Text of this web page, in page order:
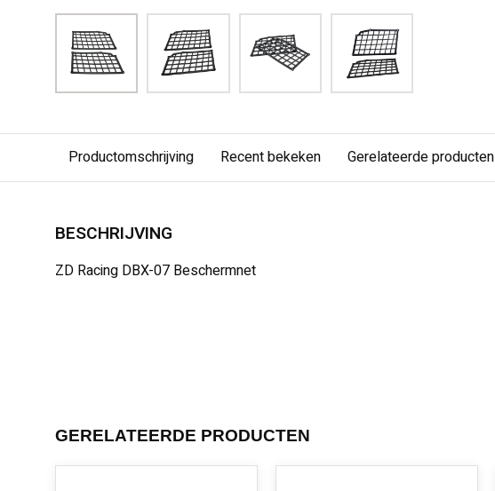
Productomschrijving Recent bekeken Gerelateerde producten
BESCHRIJVING
ZD Racing DBX-07 Beschermnet
GERELATEERDE PRODUCTEN